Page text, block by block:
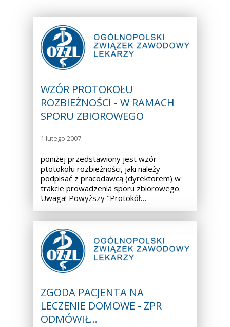
WZÓR PROTOKOŁU
ROZBIEŻNOŚCI - W RAMACH
SPORU ZBIOROWEGO
1 lutego 2007
poniżej przedstawiony jest wzór
ptotokołu rozbieżności, jaki należy
podpisać z pracodawcą (dyrektorem) w
trakcie prowadzenia sporu zbiorowego.
Uwaga! Powyższy "Protokół…
ZGODA PACJENTA NA
LECZENIE DOMOWE - ZPR
ODMÓWIŁ…